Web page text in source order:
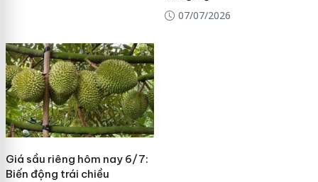
07/07/2026
Giá sầu riêng hôm nay 6/7:
Biến động trái chiều